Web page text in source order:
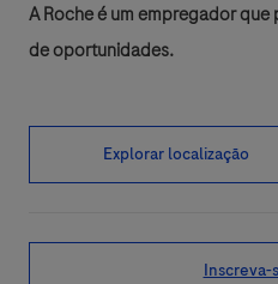
A Roche é um empregador
de oportunidades.
Explorar localização
Inscreva-